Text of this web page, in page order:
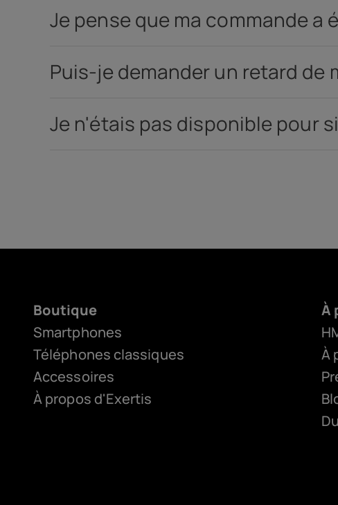
Je pense que ma commande
Puis-je demander un retard de
Je n'étais pas disponible pour
Boutique
Smartphones
Téléphones classiques
Accessoires
À propos d'Exertis
À
À